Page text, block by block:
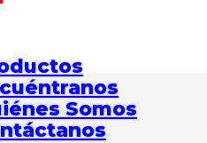
Somos
Rectificada Plana Blanca